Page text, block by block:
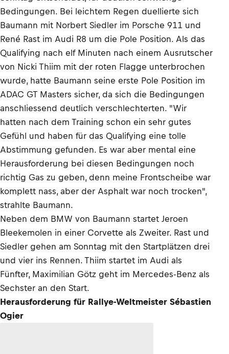
Bedingungen. Bei leichtem Regen duellierte sich
Baumann mit Norbert Siedler im Porsche 911 und
René Rast im Audi R8 um die Pole Position. Als das
Qualifying nach elf Minuten nach einem Ausrutscher
von Nicki Thiim mit der roten Flagge unterbrochen
wurde, hatte Baumann seine erste Pole Position im
ADAC GT Masters sicher, da sich die Bedingungen
anschliessend deutlich verschlechterten. "Wir
hatten nach dem Training schon ein sehr gutes
Gefühl und haben für das Qualifying eine tolle
Abstimmung gefunden. Es war aber mental eine
Herausforderung bei diesen Bedingungen noch
richtig Gas zu geben, denn meine Frontscheibe war
komplett nass, aber der Asphalt war noch trocken",
strahlte Baumann.
Neben dem BMW von Baumann startet Jeroen
Bleekemolen in einer Corvette als Zweiter. Rast und
Siedler gehen am Sonntag mit den Startplätzen drei
und vier ins Rennen. Thiim startet im Audi als
Fünfter, Maximilian Götz geht im Mercedes-Benz als
Sechster an den Start.
Herausforderung für Rallye-Weltmeister Sébastien
Ogier